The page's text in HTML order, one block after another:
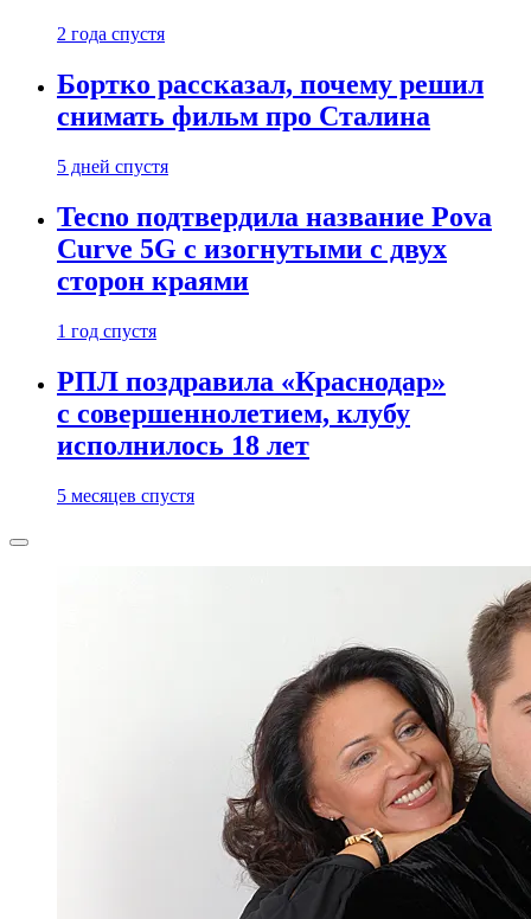
2 года спустя
Бортко рассказал, почему решил
снимать фильм про Сталина
5 дней спустя
Tecno подтвердила название Pova
Curve 5G с изогнутыми с двух
сторон краями
1 год спустя
РПЛ поздравила «Краснодар»
с совершеннолетием, клубу
исполнилось 18 лет
5 месяцев спустя